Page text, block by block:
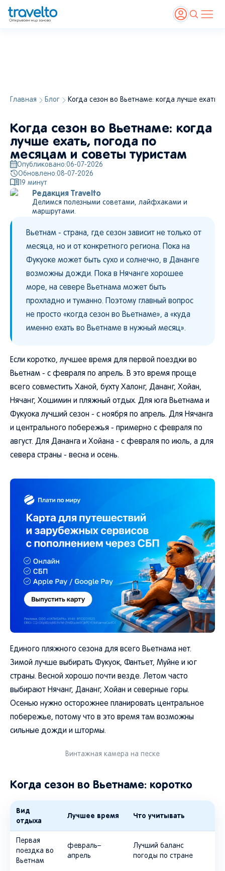
Главная Блог Когда сезон во Вьетнаме: когда лучше
Когда сезон во Вьетнаме: когда
лучше ехать, погода по
месяцам и советы туристам
Опубликовано:06-07-2026
Обновлено:08-07-2026
19 минут
Редакция Travelto
Делимся полезными советами, лайфхаками и
маршрутами.
Вьетнам - страна, где сезон зависит не только от
месяца, но и от конкретного региона. Пока на
Фукуоке может быть сухо и солнечно, в Дананге
возможны дожди. Пока в Нячанге хорошее
море, на севере Вьетнама может быть
прохладно и туманно. Поэтому главный вопрос
не просто «когда сезон во Вьетнаме», а «куда
именно ехать во Вьетнаме в нужный месяц».
Если коротко, лучшее время для первой поездки во
Вьетнам - с февраля по апрель. В это время проще
всего совместить Ханой, бухту Халонг, Дананг, Хойан,
Нячанг, Хошимин и пляжный отдых. Для юга Вьетнама и
Фукуока лучший сезон - с ноября по апрель. Для Нячанга
и центрального побережья - примерно с февраля по
август. Для Дананга и Хойана - с февраля по июль, а для
севера страны - весна и осень.
Единого пляжного сезона для всего Вьетнама нет.
Зимой лучше выбирать Фукуок, Фантьет, Муйне и юг
страны. Весной хорошо почти везде. Летом часто
выбирают Нячанг, Дананг, Хойан и северные горы.
Осенью нужно осторожнее планировать центральное
побережье, потому что в это время там возможны
сильные дожди и штормы.
Винтажная камера на песке
Когда сезон во Вьетнаме: коротко
Вид
отдыха
Лучшее время Что учитывать
Первая
поездка во
Вьетнам
февраль–
апрель
Лучший баланс
погоды по стране